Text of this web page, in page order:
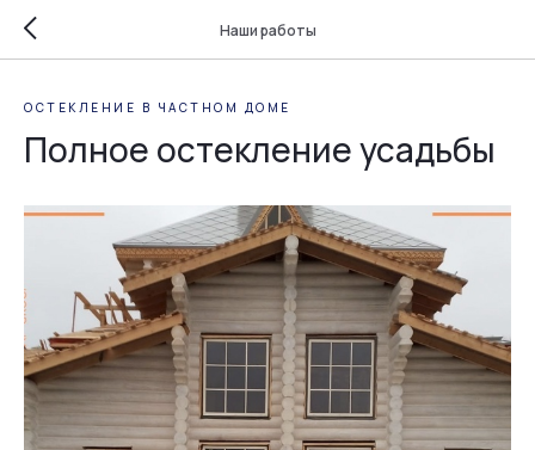
Наши работы
ОСТЕКЛЕНИЕ В ЧАСТНОМ ДОМЕ
Полное остекление усадьбы